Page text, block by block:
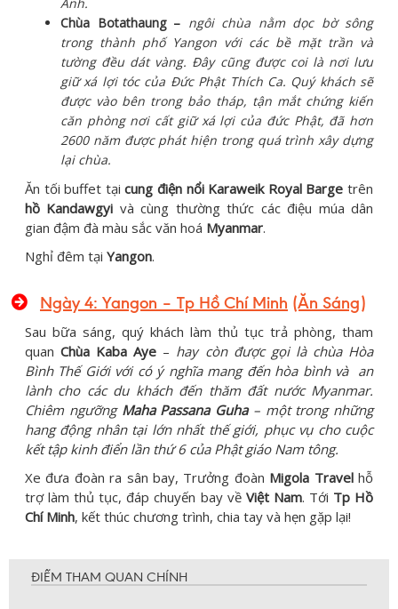
Anh.
Chùa Botathaung – ngôi chùa nằm dọc bờ sông
trong thành phố Yangon với các bề mặt trần và
tường đều dát vàng. Đây cũng được coi là nơi lưu
giữ xá lợi tóc của Đức Phật Thích Ca. Quý khách sẽ
được vào bên trong bảo tháp, tận mắt chứng kiến
căn phòng nơi cất giữ xá lợi của đức Phật, đã hơn
2600 năm được phát hiện trong quá trình xây dựng
lại chùa.
Ăn tối buffet tạicung điện nổi Karaweik Royal Barge trên
hồ Kandawgyi và cùng thường thức các điệu múa dân
gian đậm đà màu sắc văn hoá Myanmar.
Nghỉ đêm tại Yangon.
Ngày 4: Yangon – Tp Hồ Chí Minh (Ăn Sáng)
Sau bữa sáng, quý khách làm thủ tục trả phòng, tham
quanChùa Kaba Aye – hay còn được gọi là chùa Hòa
Bình Thế Giới với có ý nghĩa mang đến hòa bình và an
lành cho các du khách đến thăm đất nước Myanmar.
Chiêm ngưỡng Maha Passana Guha– một trong những
hang động nhân tại lớn nhất thế giới, phục vụ cho cuộc
kết tập kinh điển lần thứ 6 của Phật giáo Nam tông.
Xe đưa đoàn ra sân bay, Trưởng đoàn Migola Travelhỗ
trợ làm thủ tục, đáp chuyến bay về Việt Nam. Tới Tp Hồ
Chí Minh, kết thúc chương trình, chia tay và hẹn gặp lại!
ĐIỂM THAM QUAN CHÍNH